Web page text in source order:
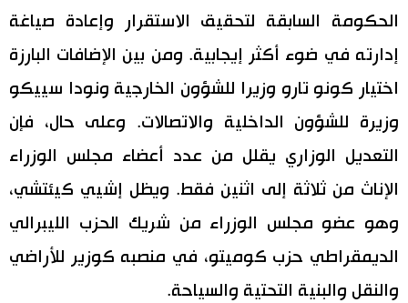
الحكومة السابقة لتحقيق الاستقرار وإعادة صياغة
إدارته في ضوء أكثر إيجابية. ومن بين الإضافات البارزة
اختيار كونو تارو وزيرا للشؤون الخارجية ونودا سييكو
وزيرة للشؤون الداخلية والاتصالات. وعلى حال، فإن
التعديل الوزاري يقلل من عدد أعضاء مجلس الوزراء
الإناث من ثلاثة إلى اثنين فقط. ويظل إشيي كيئتشي،
وهو عضو مجلس الوزراء من شريك الحزب الليبرالي
الديمقراطي حزب كوميتو، في منصبه كوزير للأراضي
والنقل والبنية التحتية والسياحة.